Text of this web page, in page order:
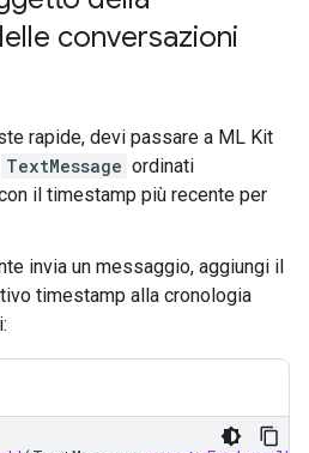
conversazioni
rapide, devi passare a ML Kit
TextMessage ordinati
il timestamp più recente per
invia un messaggio, aggiungi il
timestamp alla cronologia